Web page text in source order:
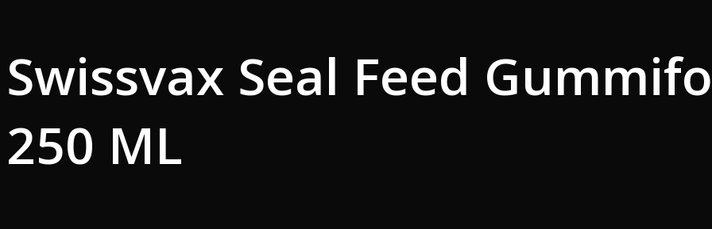
Swissvax Seal Feed
250 ML